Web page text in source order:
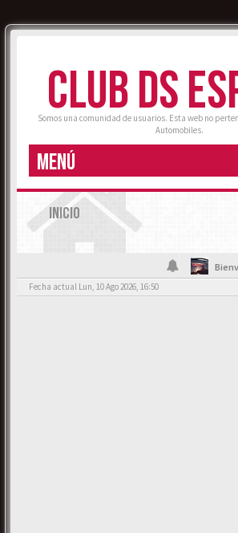
CLUB DS
Somos una comunidad de usuarios. Esta web no
Automobiles.
MENÚ
INICIO
Fecha actual Lun, 10 Ago 2026, 16:50